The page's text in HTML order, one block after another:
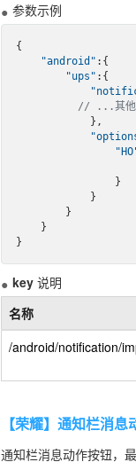
参数示例
{
"android" :{
"ups" :{
// ...其他
key 说明
名称
/android/notification/
【荣耀】通知栏消息
通知栏消息动作按钮，